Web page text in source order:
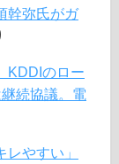
幹弥氏がガ
KDDIのロー
続協議。電
やすい」